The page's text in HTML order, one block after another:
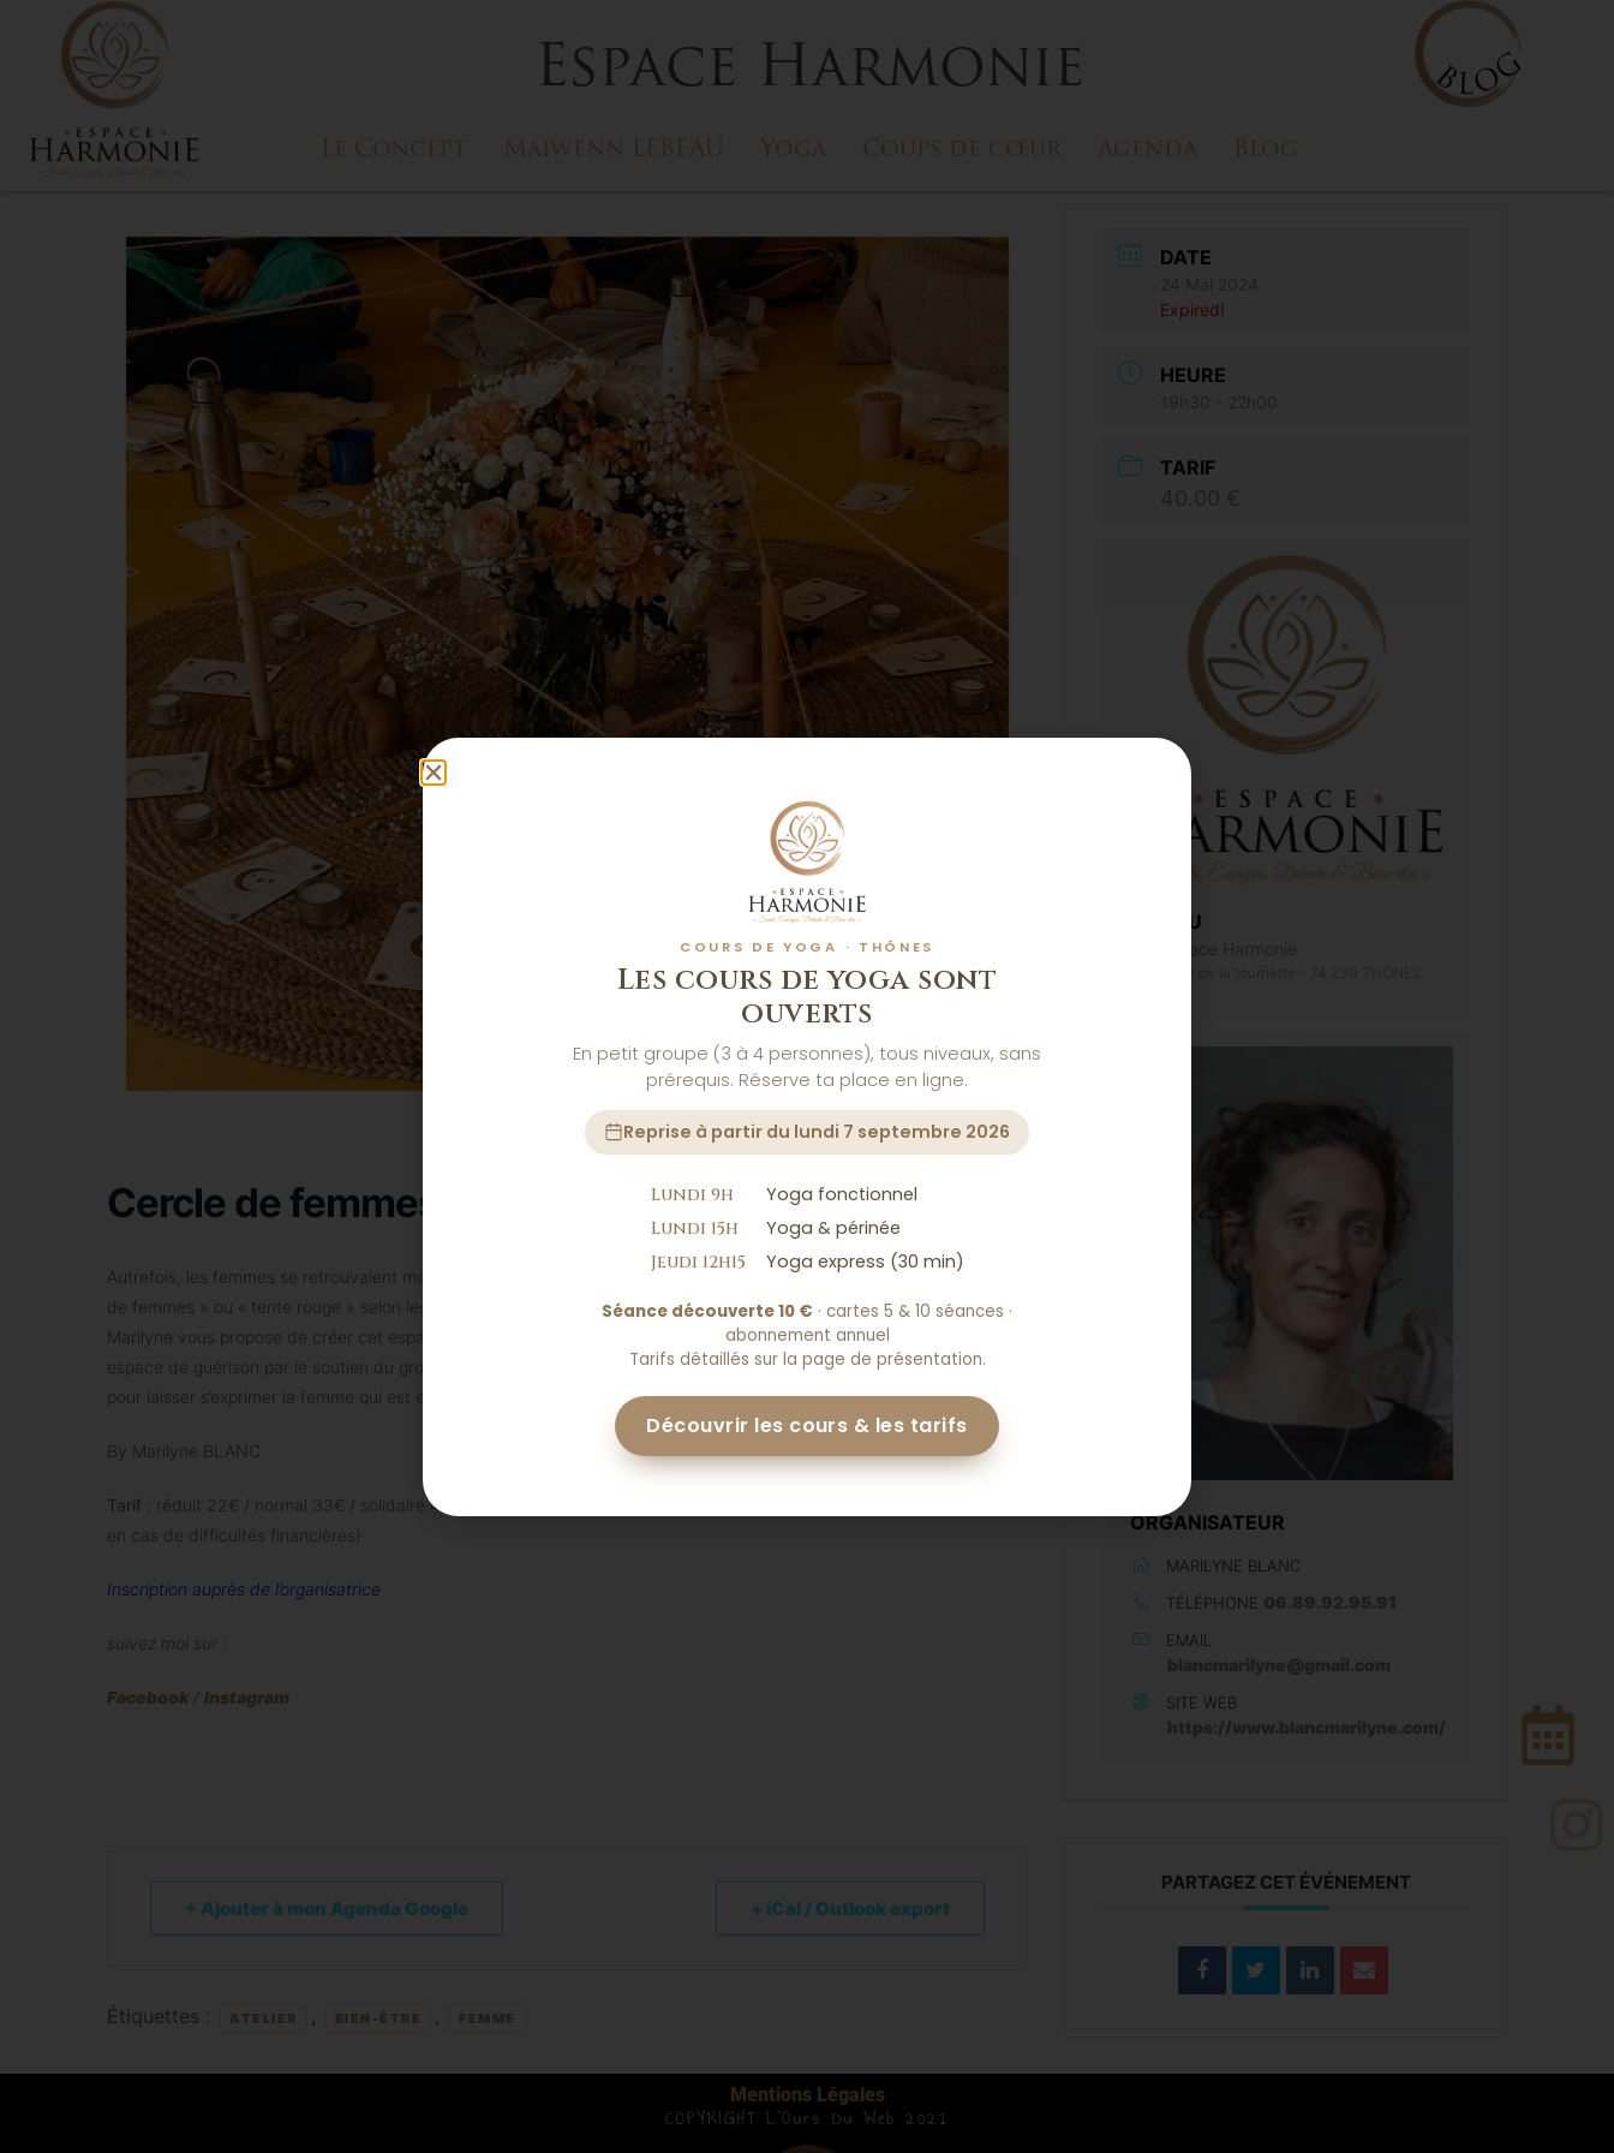
Espace Harmonie
Le Concept Maïwenn LEBEAU Yoga Coups de cœur Agenda Blog
Cercle de femmes
Autrefois, les femmes se retrouvaient mensuellement dans un espace intime, propice à la discussion, appelé « cercle
de femmes » ou « tente rouge » selon les traditions. Chacune d’elles pouvait y déposer sa parole en toute sécurité.
Marilyne vous propose de créer cet espace-temps, chaleureux dédié à l’écoute, la bienveillance et le respect. Un
espace de guérison par le soutien du groupe. Offrez vous un temps de connexion à vous-même, authentique et doux,
pour laisser s’exprimer la femme qui est en vous.
By Marilyne BLANC
Tarif
: réduit 22€ / normal 33€ / solidaire 40€, tisane avec plantes locales et surprises faites maison, (me contacter
en cas de difficultés financières)
Inscription auprès de l’organisatrice
suivez moi sur :
Facebook / Instagram
+ Ajouter à mon Agenda Google + iCal / Outlook export
Étiquettes : ATELIER , BIEN-ÊTRE , FEMME
DATE
Expired!
HEURE
TARIF
LIEU
ORGANISATEUR
MARILYNE BLANC
TÉLÉPHONE
EMAIL
SITE WEB
PARTAGEZ CET ÉVÉNEMENT
Mentions Légales
COPYRIGHT L’Ours Du Web 2021
COURS DE YOGA · THÔNES
Les cours de yoga sont
ouverts
En petit groupe (3 à 4 personnes), tous niveaux, sans
prérequis. Réserve ta place en ligne.
Reprise à partir du lundi 7 septembre 2026
Lundi 9h Yoga fonctionnel
Lundi 15h Yoga & périnée
Jeudi 12h15 Yoga express (30 min)
Séance découverte 10 € · cartes 5 & 10 séances ·
abonnement annuel
Tarifs détaillés sur la page de présentation.
Découvrir les cours & les tarifs